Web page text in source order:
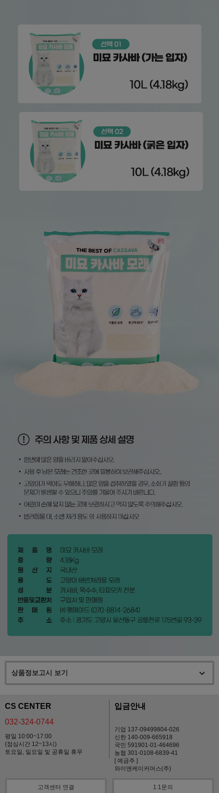
상품정보고시 보기
CS CENTER
032-324-0744
평일 10:00~17:00
(점심시간 12~13시)
토요일, 일요일 및 공휴일 휴무
입금안내
기업 137-09499804-026
신한 140-009-665918
국민 591901-01-464696
농협 301-0108-6839-41
[ 예금주 ]
와이앤케이커머스(주)
고객센터 연결 1:1문의